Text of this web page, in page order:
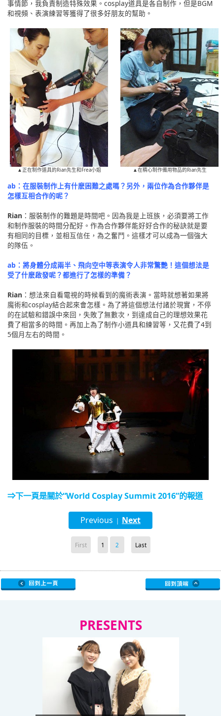
事情節，我負責制造特殊效果。cosplay道具是各自制作，但是BGM
和視頻、表演練習等獲得了很多好朋友的幫助。
▲正在制作道具的Rian先生和Frea小姐 ▲在精心制作備用物品的Rian先生
ab：在服裝制作上有什麽困難之處嗎？另外，兩位作為合作夥伴是
怎樣互相合作的呢？
Rian ：服裝制作的難題是時間吧。因為我是上班族，必須要將工作
和制作服裝的時間分配好。作為合作夥伴能好好合作的秘訣就是要
有相同的目標，並相互信任，為之奮鬥。這樣才可以成為一個強大
的隊伍。
ab：將身體分成兩半、飛向空中等表演令人非常驚艷！這個想法是
受了什麽啟發呢？都進行了怎樣的準備？
Rian ：想法來自看電視的時候看到的魔術表演。當時就想著如果將
魔術和cosplay結合起來會怎樣。為了將這個想法付諸於現實，不停
的在試驗和錯誤中來回，失敗了無數次，到達成自己的理想效果花
費了相當多的時間。再加上為了制作小道具和練習等，又花費了4到
5個月左右的時間。
⇒下一頁是關於“World Cosplay Summit 2016”的報道
Previous | Next
First 1 2 Last
PRESENTS